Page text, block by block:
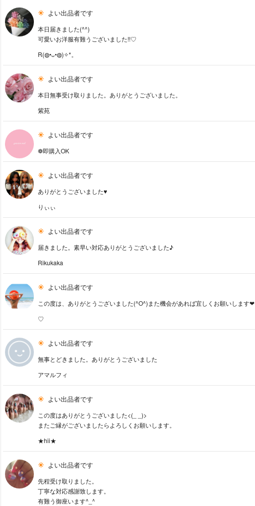
よい出品者です
本日届きました(^^)
可愛いお洋服有難うございました!!♡
R(◍•ᴗ•◍)✧*。
よい出品者です
本日無事受け取りました。ありがとうございました。
紫苑
よい出品者です
❁即購入OK
よい出品者です
ありがとうございました♥
りぃぃ
よい出品者です
届きました。素早い対応ありがとうございました♪
Rikukaka
よい出品者です
この度は、ありがとうございました(^O^)また機会があれば宜しくお願いします❤︎
♡
よい出品者です
無事とどきました。ありがとうございました
アマルフィ
よい出品者です
この度はありがとうございました<(_ _)>
またご縁がございましたらよろしくお願いします。
★hii★
よい出品者です
先程受け取りました。
丁寧な対応感謝致します。
有難う御座います^_^